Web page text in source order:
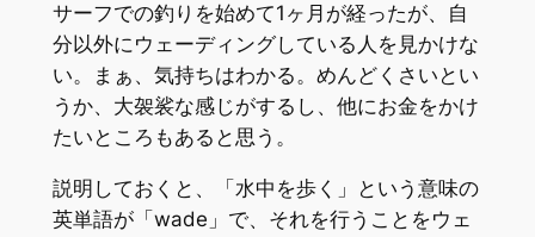
サーフでの釣りを始めて1ヶ月が経ったが、自
分以外にウェーディングしている人を見かけな
い。まぁ、気持ちはわかる。めんどくさいとい
うか、大袈裟な感じがするし、他にお金をかけ
たいところもあると思う。
説明しておくと、「水中を歩く」という意味の
英単語が「wade」で、それを行うことをウェ